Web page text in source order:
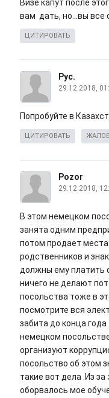
Визе капут после
вам дать, но...вы все
ЦИТИРОВАТЬ
Рус.
29.12.2018,
Попробуйте в
ЦИТИРОВАТЬ
Pozor
29.12.2018,
В этом немецком
занята одним
потом продает
родственников и
должны ему платить
ничего не делают
посольства тоже в
посмотрите вся
забита до конца
немецком
организуют
посольство об этом
такие вот дела .Из
оборвалось мое